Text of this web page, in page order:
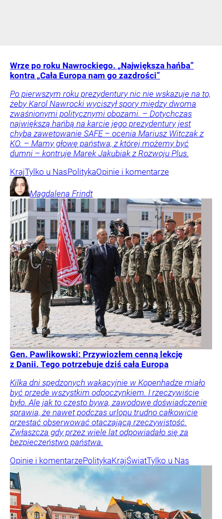
Wrze po roku Nawrockiego. „Największa hańba”
kontra „Cała Europa nam go zazdrości”
Po pierwszym roku prezydentury nic nie wskazuje na to,
żeby Karol Nawrocki wyciszył spory między dwoma
zwaśnionymi politycznymi obozami. – Dotychczas
największą hańbą na karcie jego prezydentury jest
chyba zawetowanie SAFE – ocenia Mariusz Witczak z
KO. – Mamy głowę państwa, z której możemy być
dumni – kontruje Marek Jakubiak z Rozwoju Plus.
KrajTylko u NasPolitykaOpinie i komentarze
Magdalena Frindt
Gen. Pawlikowski: Przywiozłem cenną lekcję
z Danii. Tego potrzebuje dziś cała Europa
Kilka dni spędzonych wakacyjnie w Kopenhadze miało
być przede wszystkim odpoczynkiem. I rzeczywiście
było. Ale jak to często bywa, zawodowe doświadczenie
sprawia, że nawet podczas urlopu trudno całkowicie
przestać obserwować otaczającą rzeczywistość.
Zwłaszcza gdy przez wiele lat odpowiadało się za
bezpieczeństwo państwa.
Opinie i komentarzePolitykaKrajŚwiatTylko u Nas